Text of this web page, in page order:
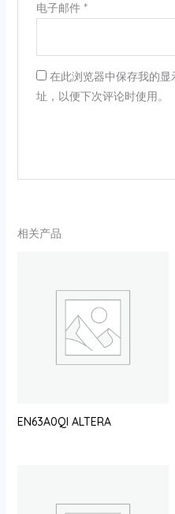
电子邮件 *
在此浏览器中保存我的
址，以便下次评论时使用。
相关产品
EN63A0QI ALTERA